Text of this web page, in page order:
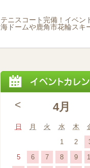
テニスコート完備！イベン
海ドームや鹿角市花輪スキ
4月
<
日 日曜日
月 月曜日
火 火曜日
水水曜日
木 木
1 2026
年
4
2
年
4
5202662026
(1
72026
(1
82026
(1
9(1